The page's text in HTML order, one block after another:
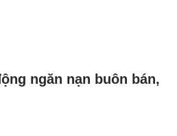
ngăn nạn buôn bán,